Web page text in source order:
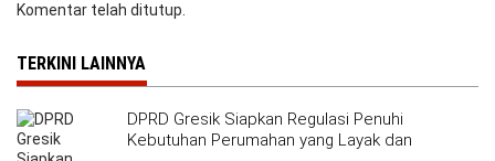
Komentar telah ditutup.
TERKINI LAINNYA
DPRD Gresik Siapkan Regulasi Penuhi
Kebutuhan Perumahan yang Layak dan